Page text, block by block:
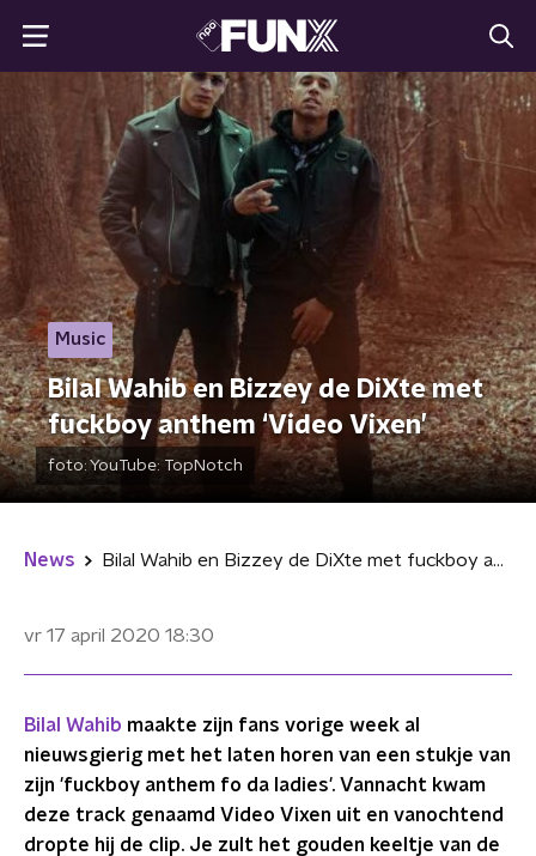
Music
Bilal Wahib en Bizzey de DiXte met
fuckboy anthem ‘Video Vixen’
foto: YouTube: TopNotch
News Bilal Wahib en Bizzey de DiXte met fuckboy anthem ‘Video Vixen’
vr 17 april 2020 18:30
Bilal Wahib maakte zijn fans vorige week al
nieuwsgierig met het laten horen van een stukje van
zijn 'fuckboy anthem fo da ladies'. Vannacht kwam
deze track genaamd Video Vixen uit en vanochtend
dropte hij de clip. Je zult het gouden keeltje van de